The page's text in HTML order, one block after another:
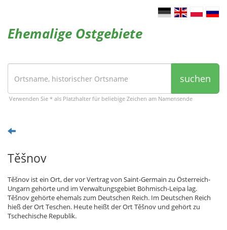
Ehemalige Ostgebiete
suchen
Verwenden Sie * als Platzhalter für beliebige Zeichen am Namensende
Těšnov
Těšnov ist ein Ort, der vor Vertrag von Saint-Germain zu Österreich-
Ungarn gehörte und im Verwaltungsgebiet Böhmisch-Leipa lag.
Těšnov gehörte ehemals zum Deutschen Reich. Im Deutschen Reich
hieß der Ort Teschen. Heute heißt der Ort Těšnov und gehört zu
Tschechische Republik.